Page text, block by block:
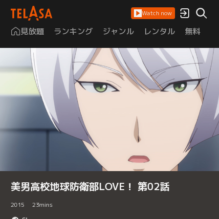
Watch now
見放題 ランキング ジャンル レンタル 無料
美男高校地球防衛部LOVE！ 第02話
2015 23mins